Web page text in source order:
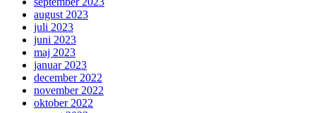
august 2023
juli 2023
juni 2023
maj 2023
januar 2023
december 2022
november 2022
oktober 2022